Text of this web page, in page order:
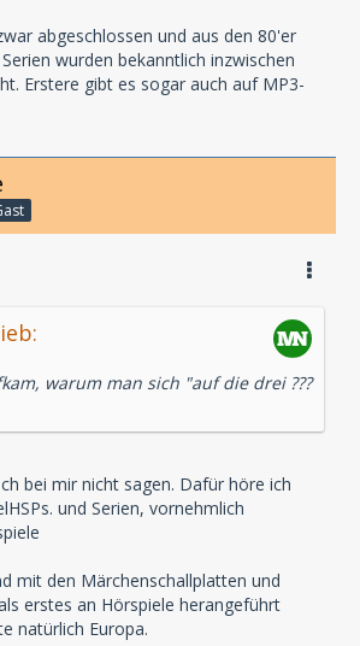
abgeschlossen und aus den 80'er
wurden bekanntlich inzwischen
Erstere gibt es sogar auch auf MP3-
warum man sich "auf die drei ???
bei mir nicht sagen. Dafür höre ich
und Serien, vornehmlich
mit den Märchenschallplatten und
erstes an Hörspiele herangeführt
natürlich Europa.